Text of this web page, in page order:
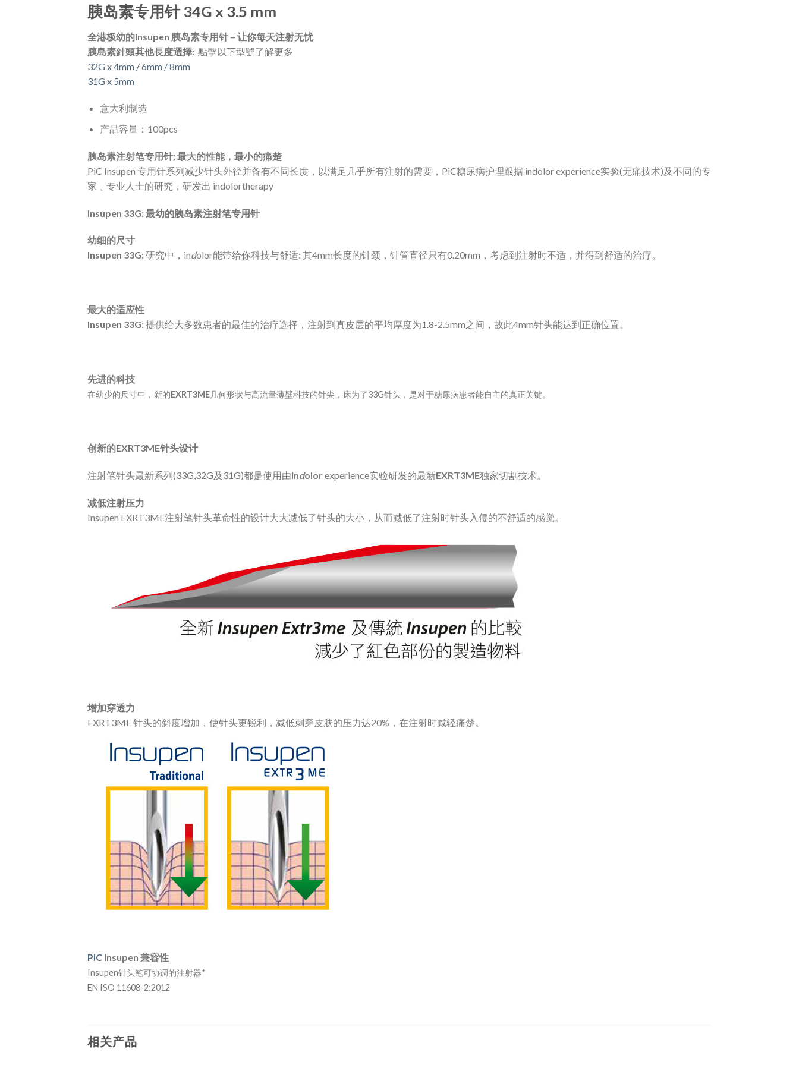
胰岛素专用针 34G x 3.5 mm
全港极幼的Insupen 胰岛素专用针 – 让你每天注射无忧
胰島素針頭其他長度選擇: 點擊以下型號了解更多
32G x 4mm / 6mm / 8mm
31G x 5mm
意大利制造
产品容量：100pcs
胰岛素注射笔专用针; 最大的性能，最小的痛楚
PiC Insupen 专用针系列减少针头外径并备有不同长度，以满足几乎所有注射的需要，PiC糖尿病护理跟据 indolor experience实验(无痛技术)及不同的专
家﹑专业人士的研究，研发出 indolortherapy
Insupen 33G:最幼的胰岛素注射笔专用针
幼细的尺寸
Insupen 33G:研究中，indolor能带给你科技与舒适: 其4mm长度的针颈，针管直径只有0.20mm，考虑到注射时不适，并得到舒适的治疗。
最大的适应性
Insupen 33G:提供给大多数患者的最佳的治疗选择，注射到真皮层的平均厚度为1.8-2.5mm之间，故此4mm针头能达到正确位置。
先进的科技
在幼少的尺寸中，新的EXRT3ME几何形状与高流量薄壁科技的针尖，床为了33G针头，是对于糖尿病患者能自主的真正关键。
创新的EXRT3ME针头设计
注射笔针头最新系列(33G,32G及31G)都是使用由indolorexperience实验研发的最新EXRT3ME独家切割技术。
减低注射压力
Insupen EXRT3ME注射笔针头革命性的设计大大减低了针头的大小，从而减低了注射时针头入侵的不舒适的感觉。
增加穿透力
EXRT3ME 针头的斜度增加，使针头更锐利，减低刺穿皮肤的压力达20%，在注射时减轻痛楚。
PIC Insupen 兼容性
Insupen针头笔可协调的注射器*
EN ISO 11608-2:2012
相关产品